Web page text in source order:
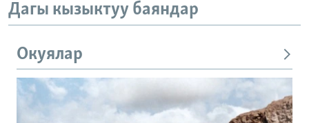
Дагы кызыктуу баяндар
Окуялар